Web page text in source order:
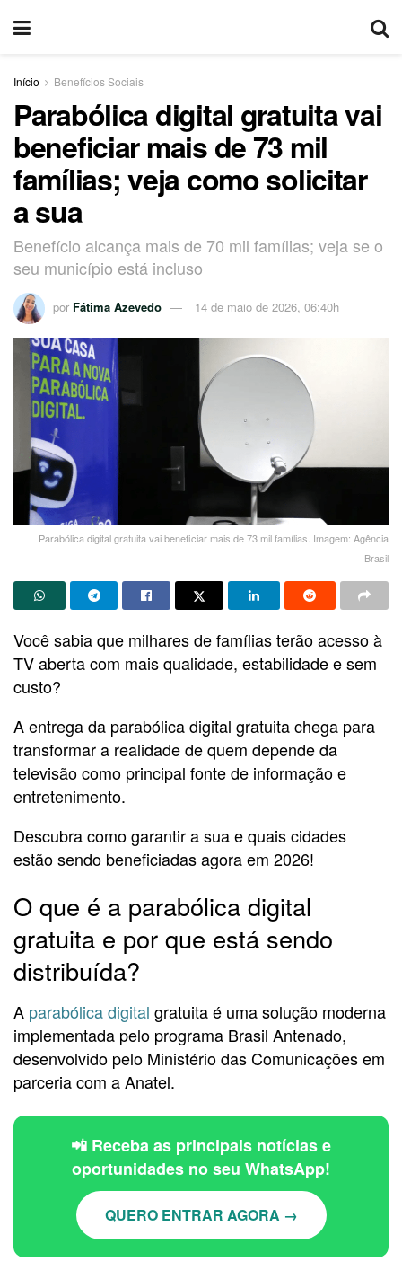
Início Benefícios Sociais
Parabólica digital gratuita vai
beneficiar mais de 73 mil
famílias; veja como solicitar
a sua
Benefício alcança mais de 70 mil famílias; veja se o
seu município está incluso
por Fátima Azevedo 14 de maio de 2026, 06:40h
Parabólica digital gratuita vai beneficiar mais de 73 mil famílias. Imagem: Agência
Brasil
Você sabia que milhares de famílias terão acesso à
TV aberta com mais qualidade, estabilidade e sem
custo?
A entrega da parabólica digital gratuita chega para
transformar a realidade de quem depende da
televisão como principal fonte de informação e
entretenimento.
Descubra como garantir a sua e quais cidades
estão sendo beneficiadas agora em 2026!
O que é a parabólica digital
gratuita e por que está sendo
distribuída?
A parabólica digital gratuita é uma solução moderna
implementada pelo programa Brasil Antenado,
desenvolvido pelo Ministério das Comunicações em
parceria com a Anatel.
📲 Receba as principais notícias e
oportunidades no seu WhatsApp!
QUERO ENTRAR AGORA →